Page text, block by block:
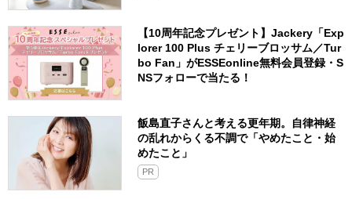
【10周年記念プレゼント】Jackery「Exp
lorer 100 Plus チェリーブロッサム／Tur
bo Fan」がESSEonline無料会員登録・S
NSフォローで当たる！
飯島直子さんと考える更年期。自律神経
の乱れからくる不調で「やめたこと・始
めたこと」
PR